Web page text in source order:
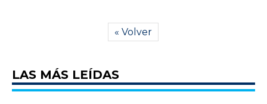
« Volver
LAS MÁS LEÍDAS